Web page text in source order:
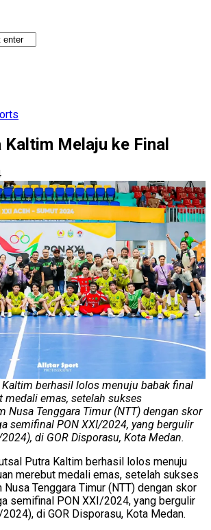
Melaju ke Final
berhasil lolos menuju babak final
medali emas, setelah sukses
Nusa Tenggara Timur (NTT) dengan skor
semifinal PON XXI/2024, yang bergulir
di GOR Disporasu, Kota Medan.
Putra Kaltim berhasil lolos menuju
merebut medali emas, setelah sukses
Nusa Tenggara Timur (NTT) dengan skor
semifinal PON XXI/2024, yang bergulir
di GOR Disporasu, Kota Medan.